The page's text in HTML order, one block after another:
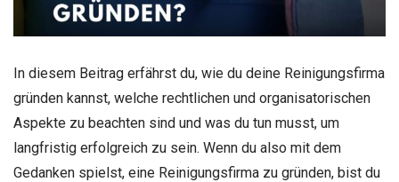
In diesem Beitrag erfährst du, wie du deine Reinigungsfirma
gründen kannst, welche rechtlichen und organisatorischen
Aspekte zu beachten sind und was du tun musst, um
langfristig erfolgreich zu sein. Wenn du also mit dem
Gedanken spielst, eine Reinigungsfirma zu gründen, bist du